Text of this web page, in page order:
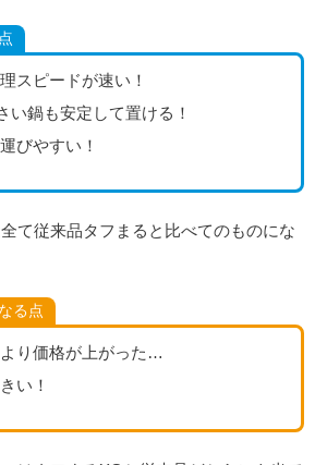
スピードが速い！
い鍋も安定して置ける！
びやすい！
て従来品タフまると比べてのものにな
る点
り価格が上がった…
い！